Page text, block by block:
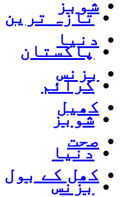
تازہ ترین
پاکستان
کرائم
شوبز
دنیا
بزنس
شوبز
دنیا
بزنس
کھیل
صحت
کھل کے بول